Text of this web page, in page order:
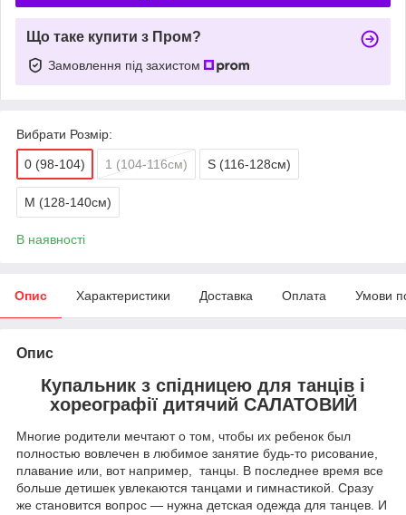
Що таке купити з Пром?
Замовлення під захистом
Вибрати Розмір:
0 (98-104) 1 (104-116см) S (116-128см)
M (128-140см)
В наявності
Опис Характеристики Доставка Оплата Умови
Опис
Купальник з спідницею для танців і
хореографії дитячий САЛАТОВИЙ
Многие родители мечтают о том, чтобы их ребенок был
полностью вовлечен в любимое занятие будь-то рисование,
плавание или, вот например, танцы. В последнее время все
больше детишек увлекаются танцами и гимнастикой. Сразу
же становится вопрос ― нужна детская одежда для танцев. И